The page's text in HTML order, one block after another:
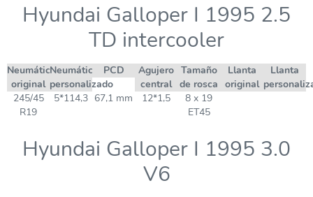
Hyundai Galloper I 1995 2.5
TD intercooler
Neumático
original
Neumático
personalizado
PCD
Agujero
central
Tamaño
de rosca
Llanta
original
Llanta
245/45
R19
5*114,3 67,1 mm 12*1,5
8 x 19
ET45
Hyundai Galloper I 1995 3.0
V6